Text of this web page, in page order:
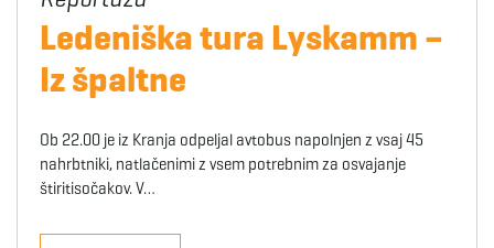
Ledeniška tura Lyskamm –
Iz špaltne
Ob 22.00 je iz Kranja odpeljal avtobus napolnjen z vsaj 45
nahrbtniki, natlačenimi z vsem potrebnim za osvajanje
štiritisočakov. V…